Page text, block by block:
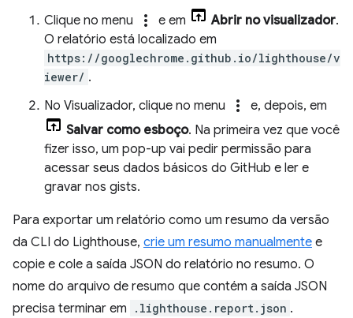
Clique no menu more_vert e em Abrir no visualizador.
O relatório está localizado em
https://googlechrome.github.io/lighthouse/v
iewer/ .
No Visualizador, clique no menu
more_vert
e, depois, em
Salvar como esboço. Na primeira vez que você
fizer isso, um pop-up vai pedir permissão para
acessar seus dados básicos do GitHub e ler e
gravar nos gists.
Para exportar um relatório como um resumo da versão
da CLI do Lighthouse, crie um resumo manualmente e
copie e cole a saída JSON do relatório no resumo. O
nome do arquivo de resumo que contém a saída JSON
precisa terminar em
.lighthouse.report.json .